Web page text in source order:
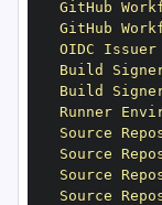
GitHub
GitHub
OIDC
Build
Build
Runner
Source
Source
Source
Source